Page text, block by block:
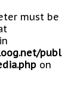
must be
publ
on